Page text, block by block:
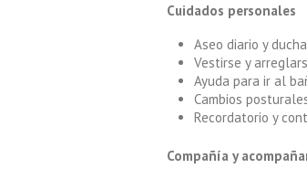
Cuidados personales
Aseo diario y
Vestirse y
Ayuda para ir al
Cambios
Recordatorio y
Compañía y